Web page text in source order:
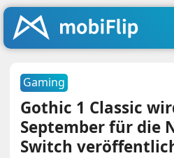
Gaming
Gothic 1 Classic
September für die
Switch